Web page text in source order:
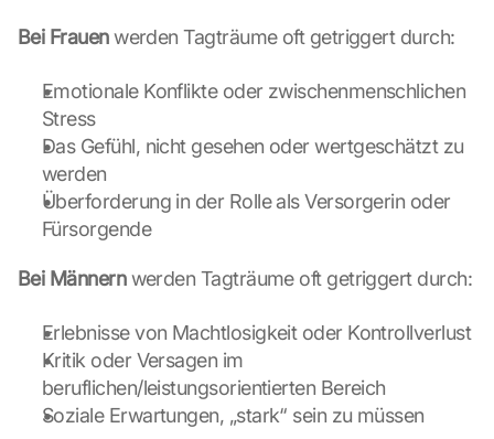
Bei Frauen werden Tagträume oft getriggert durch:
Emotionale Konflikte oder zwischenmenschlichen
Stress
Das Gefühl, nicht gesehen oder wertgeschätzt zu
werden
Überforderung in der Rolle als Versorgerin oder
Fürsorgende
Bei Männern werden Tagträume oft getriggert durch:
Erlebnisse von Machtlosigkeit oder Kontrollverlust
Kritik oder Versagen im
beruflichen/leistungsorientierten Bereich
Soziale Erwartungen, „stark“ sein zu müssen
n
u
c
h
K
i
k
n
a
u
d